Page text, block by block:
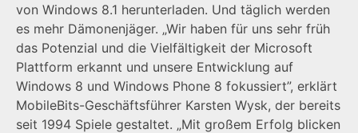
von Windows 8.1 herunterladen. Und täglich werden
es mehr Dämonenjäger. „Wir haben für uns sehr früh
das Potenzial und die Vielfältigkeit der Microsoft
Plattform erkannt und unsere Entwicklung auf
Windows 8 und Windows Phone 8 fokussiert”, erklärt
MobileBits-Geschäftsführer Karsten Wysk, der bereits
seit 1994 Spiele gestaltet. „Mit großem Erfolg blicken